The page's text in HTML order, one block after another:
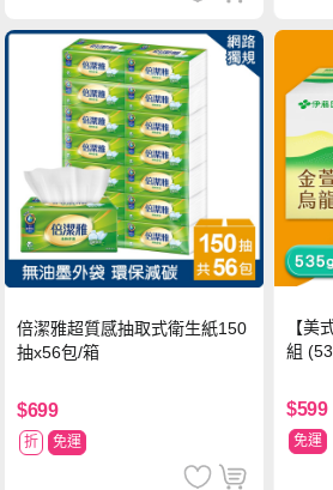
倍潔雅超質感抽取式衛生紙150
抽x56包/箱
$699
折 免運
【美
組
$599
免運